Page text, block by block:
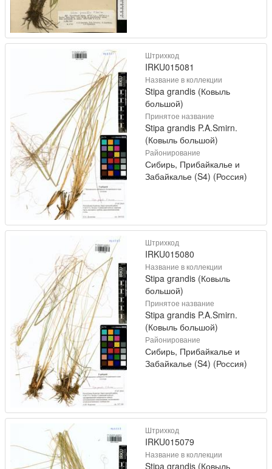
Штрихкод
IRKU015081
Название в коллекции
Stipa grandis (Ковыль
большой)
Принятое название
Stipa grandis P.A.Smirn.
(Ковыль большой)
Районирование
Сибирь, Прибайкалье и
Забайкалье (S4) (Россия)
Штрихкод
IRKU015080
Название в коллекции
Stipa grandis (Ковыль
большой)
Принятое название
Stipa grandis P.A.Smirn.
(Ковыль большой)
Районирование
Сибирь, Прибайкалье и
Забайкалье (S4) (Россия)
Штрихкод
IRKU015079
Название в коллекции
Stipa grandis (Ковыль